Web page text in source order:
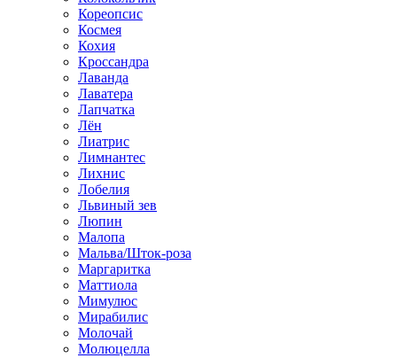
Кореопсис
Космея
Кохия
Кроссандра
Лаванда
Лаватера
Лапчатка
Лён
Лиатрис
Лимнантес
Лихнис
Лобелия
Львиный зев
Люпин
Малопа
Мальва/Шток-роза
Маргаритка
Маттиола
Мимулюс
Мирабилис
Молочай
Молюцелла